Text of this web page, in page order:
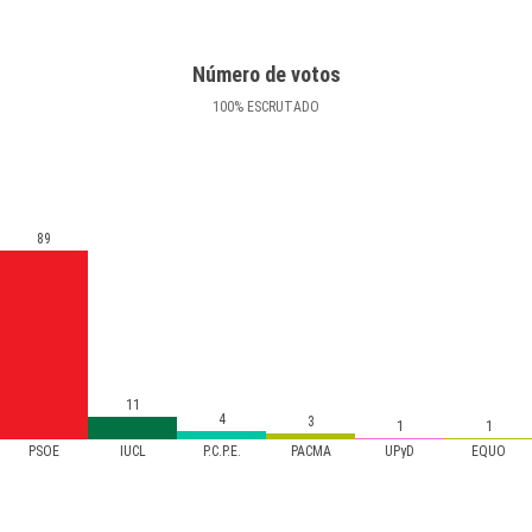
Número de votos
100% ESCRUTADO
PSOE IUCL P.C.P.E. PACMA UPyD EQUO
89
11
4
3 1 1